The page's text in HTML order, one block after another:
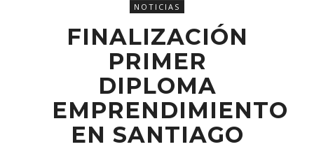
NOTICIAS
FINALIZACIÓN
PRIMER
DIPLOMA
EMPRENDIMIENTO
EN SANTIAGO